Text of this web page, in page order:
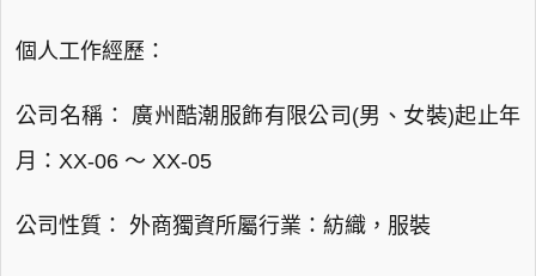
個人工作經歷：
公司名稱： 廣州酷潮服飾有限公司(男、女裝)起止年
月：XX-06 ～ XX-05
公司性質： 外商獨資所屬行業：紡織，服裝